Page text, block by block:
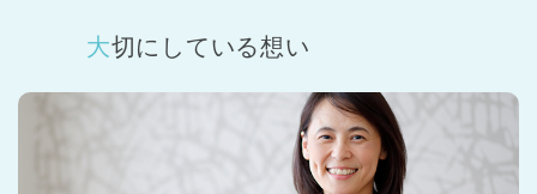
大切にしている想い